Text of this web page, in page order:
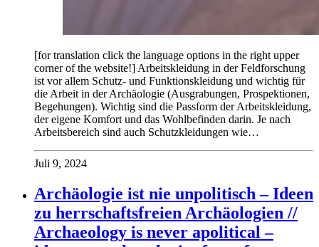
[for translation click the language options in the right upper
corner of the website!] Arbeitskleidung in der Feldforschung
ist vor allem Schutz- und Funktionskleidung und wichtig für
die Arbeit in der Archäologie (Ausgrabungen, Prospektionen,
Begehungen). Wichtig sind die Passform der Arbeitskleidung,
der eigene Komfort und das Wohlbefinden darin. Je nach
Arbeitsbereich sind auch Schutzkleidungen wie…
Juli 9, 2024
Archäologie ist nie unpolitisch – Ideen
zu herrschaftsfreien Archäologien //
Archaeology is never apolitical –